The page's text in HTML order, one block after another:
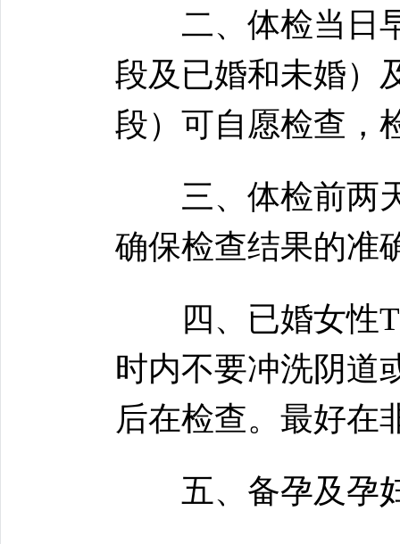
二、体检当日早
段及已婚和未婚）
段）可自愿检查，
三、体检前两天
确保检查结果的准
四、已婚女性
时内不要冲洗阴道
后在检查。最好在
五、备孕及孕妇